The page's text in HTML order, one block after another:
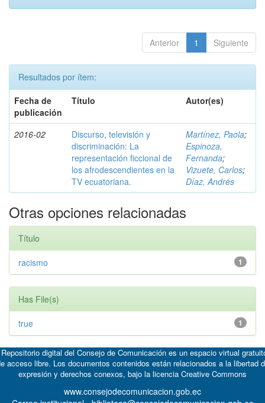
Anterior 1 Siguiente
Resultados por ítem:
Fecha de
publicación
Título Autor(es)
2016-02
Discurso, televisión y
discriminación: La
representación ficcional de
los afrodescendientes en la
TV ecuatoriana.
Martínez, Paola;
Espinoza,
Fernanda;
Vizuete, Carlos;
Díaz, Andrés
Otras opciones relacionadas
Título
1
racismo
Has File(s)
1
true
digital del Consejo de Comunicación es un espacio virtual
acceso libre. Los documentos contenidos están relacionados a la libertad
expresión y derechos conexos, bajo la licencia Creative Commons
www.consejodecomunicacion.gob.ec